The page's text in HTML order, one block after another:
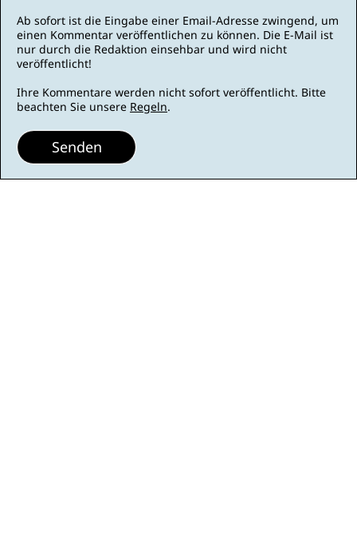
Ab sofort ist die Eingabe einer Email-Adresse zwingend, um
einen Kommentar veröffentlichen zu können. Die E-Mail ist
nur durch die Redaktion einsehbar und wird nicht
veröffentlicht!
Ihre Kommentare werden nicht sofort veröffentlicht. Bitte
beachten Sie unsere Regeln.
Senden